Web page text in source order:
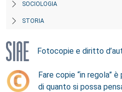
SOCIOLOGIA
STORIA
Fotocopie e diritto
Fare copie “in regola”
di quanto si possa